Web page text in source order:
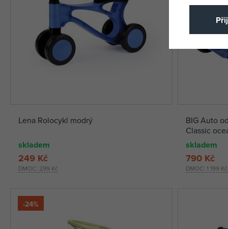
Lena Rolocykl modrý
skladem
DMOC: 299 Kč
249 Kč
BIG Auto
Classic
skladem
DMOC: 1 199 Kč
790 Kč
-24%